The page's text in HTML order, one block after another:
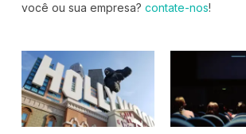
você ou sua empresa? contate-nos!